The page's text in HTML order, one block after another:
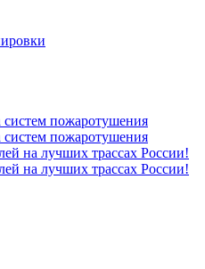
систем пожаротушения
систем пожаротушения
на лучших трассах России!
на лучших трассах России!